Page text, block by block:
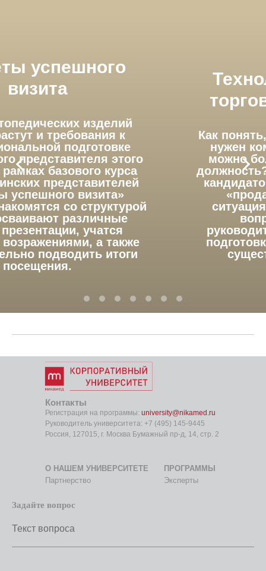
Технологии подбора
торгового персонала
Как понять, какой именно кандидат
нужен компании? Где найти как
можно больше претендентов на
должность? Как правильно оценить
кандидатов, выбрав лучших? Как
«продавать» вакансию? В
ситуациях, когда решение этих
вопросов ложится на
руководителей без специальной
подготовки, риски для компании
существенно возрастают.
Контакты
Регистрация на программы: university@nikamed.ru
Руководитель университета: +7 (495) 145-9445
Россия, 127015, г. Москва Бумажный пр-д, 14, стр. 2
О НАШЕМ УНИВЕРСИТЕТЕ
Партнерство
ПРОГРАММЫ
Эксперты
Задайте вопрос